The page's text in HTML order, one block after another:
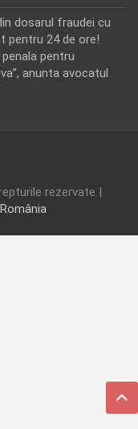
dosarul fraudei cu
pentru 24 de ore!
pentru
anunta avocatul
rezervate |